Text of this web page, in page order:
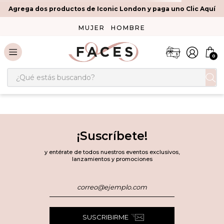
Agrega dos productos de Iconic London y paga uno Clic Aquí
MUJER HOMBRE
0
¿Qué estás buscando?
¡Suscríbete!
y entérate de todos nuestros eventos exclusivos,
lanzamientos y promociones
SUSCRIBIRME